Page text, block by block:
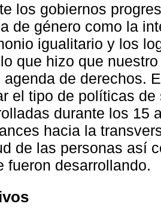
los gobiernos
de género como la
igualitario y los
que hizo que
agenda de derechos.
el tipo de políticas
durante los 15
hacia la
de las personas así
fueron desarrollando.